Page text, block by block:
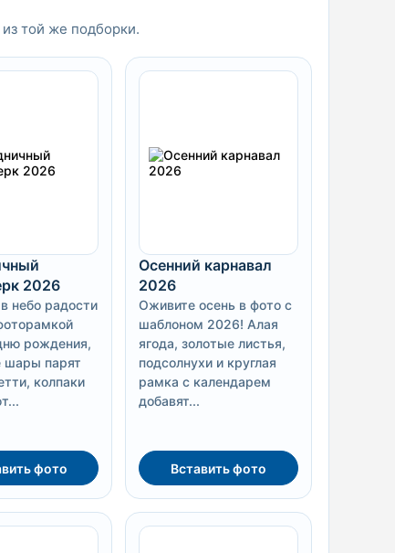
той же подборки.
2026
небо радости
рождения,
шары парят
колпаки
фото
Осенний карнавал
2026
Оживите осень в фото с
шаблоном 2026! Алая
ягода, золотые листья,
подсолнухи и круглая
рамка с календарем
добавят...
Вставить фото